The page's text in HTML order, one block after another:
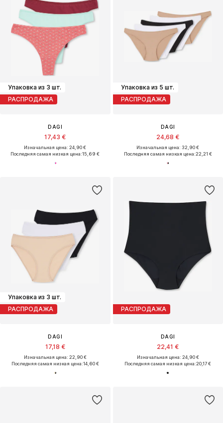
Упаковка из 3 шт.
РАСПРОДАЖА
DAGI
17,43 €
Изначальная цена: 24,90 €
Последняя самая низкая цена:15,69 €
Упаковка из 5 шт.
РАСПРОДАЖА
DAGI
24,68 €
Изначальная цена: 32,90 €
Последняя самая низкая цена:22,21 €
Упаковка из 3 шт.
РАСПРОДАЖА
DAGI
17,18 €
Изначальная цена: 22,90 €
Последняя самая низкая цена:14,60 €
РАСПРОДАЖА
DAGI
22,41 €
Изначальная цена: 24,90 €
Последняя самая низкая цена:20,17 €